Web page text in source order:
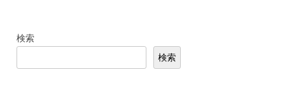
ビ
検索
検索